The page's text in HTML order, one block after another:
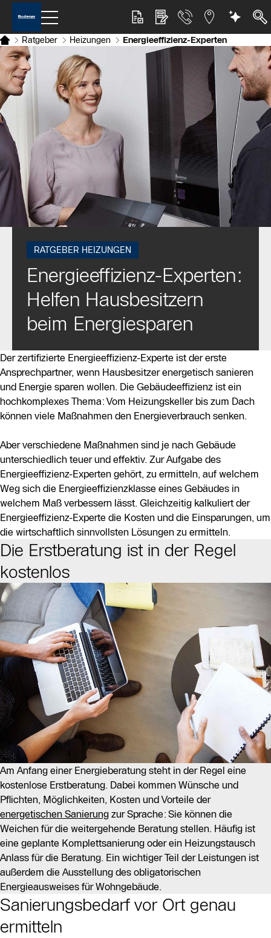
Ratgeber Heizungen Energieeffizienz-Experten
RATGEBER HEIZUNGEN
Energieeffizienz-Experten:
Helfen Hausbesitzern
beim Energiesparen
Der zertifizierte Energieeffizienz-Experte ist der erste
Ansprechpartner, wenn Hausbesitzer energetisch sanieren
und Energie sparen wollen. Die Gebäudeeffizienz ist ein
hochkomplexes Thema: Vom Heizungskeller bis zum Dach
können viele Maßnahmen den Energieverbrauch senken.
Aber verschiedene Maßnahmen sind je nach Gebäude
unterschiedlich teuer und effektiv. Zur Aufgabe des
Energieeffizienz-Experten gehört, zu ermitteln, auf welchem
Weg sich die Energieeffizienzklasse eines Gebäudes in
welchem Maß verbessern lässt. Gleichzeitig kalkuliert der
Energieeffizienz-Experte die Kosten und die Einsparungen, um
die wirtschaftlich sinnvollsten Lösungen zu ermitteln.
Die Erstberatung ist in der Regel
kostenlos
Am Anfang einer Energieberatung steht in der Regel eine
kostenlose Erstberatung. Dabei kommen Wünsche und
Pflichten, Möglichkeiten, Kosten und Vorteile der
energetischen Sanierung zur Sprache: Sie können die
Weichen für die weitergehende Beratung stellen. Häufig ist
eine geplante Komplettsanierung oder ein Heizungstausch
Anlass für die Beratung. Ein wichtiger Teil der Leistungen ist
außerdem die Ausstellung des obligatorischen
Energieausweises für Wohngebäude.
Sanierungsbedarf vor Ort genau
ermitteln